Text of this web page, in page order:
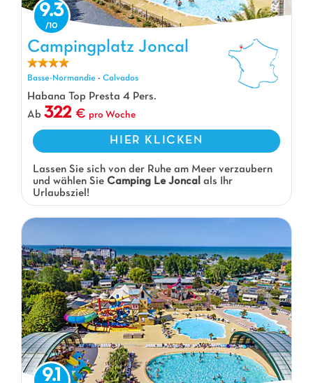
Campingplatz Joncal, Campingplatz Basse-Normandie
9.3
Campingplatz Joncal
Basse-Normandie - Calvados
Habana Top Presta 4 Pers.
Ab 322 pro Woche
HIER KLICKEN
Lassen Sie sich von der Ruhe am Meer verzaubern
und wählen Sie Camping Le Joncal als Ihr
Urlaubsziel!
9.1